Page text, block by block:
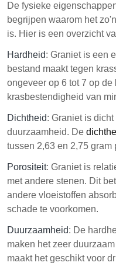
De fysieke
begrijpen waarom het
is. Hier is een overzicht
Hardheid: Graniet is een
bestand maakt tegen
ongeveer op 6 tot 7 op de
krasbestendigheid van
Dichtheid: Graniet is
duurzaamheid. De
tussen 2,63 en 2,75 gram
Porositeit: Graniet is
met andere stenen. Dit
andere vloeistoffen
schade te voorkomen.
Duurzaamheid: De
maken het zeer
maakt het geschikt voor